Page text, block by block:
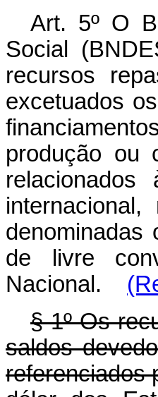
Art. 5º O
Social
recursos
excetuados
produção ou
denominadas
de livre
Nacional.
§ 1º Os
saldos
referenciados